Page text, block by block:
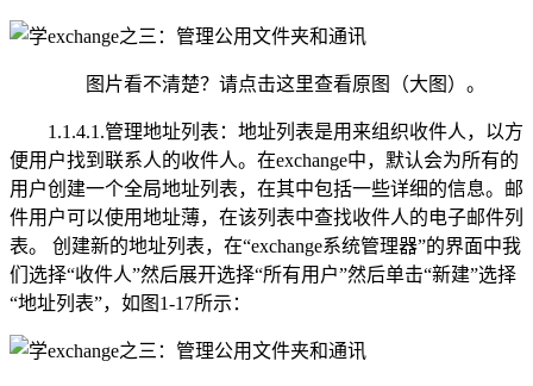
图片看不清楚？请点击这里查看原图（大图）。
1.1.4.1.管理地址列表：地址列表是用来组织收件人，以方
便用户找到联系人的收件人。在exchange中，默认会为所有的
用户创建一个全局地址列表，在其中包括一些详细的信息。邮
件用户可以使用地址薄，在该列表中查找收件人的电子邮件列
表。 创建新的地址列表，在“exchange系统管理器”的界面中我
们选择“收件人”然后展开选择“所有用户”然后单击“新建”选择
“地址列表”，如图1-17所示：